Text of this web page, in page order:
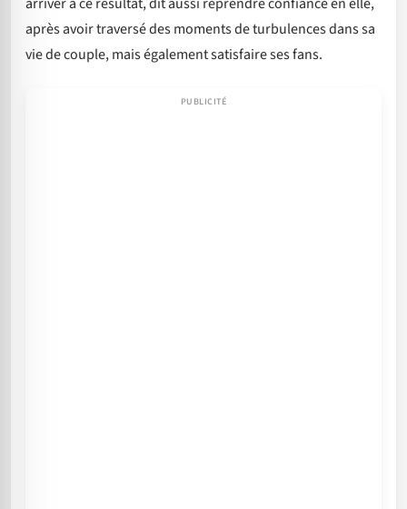
après avoir traversé des moments de turbulences dans sa
vie de couple, mais également satisfaire ses fans.